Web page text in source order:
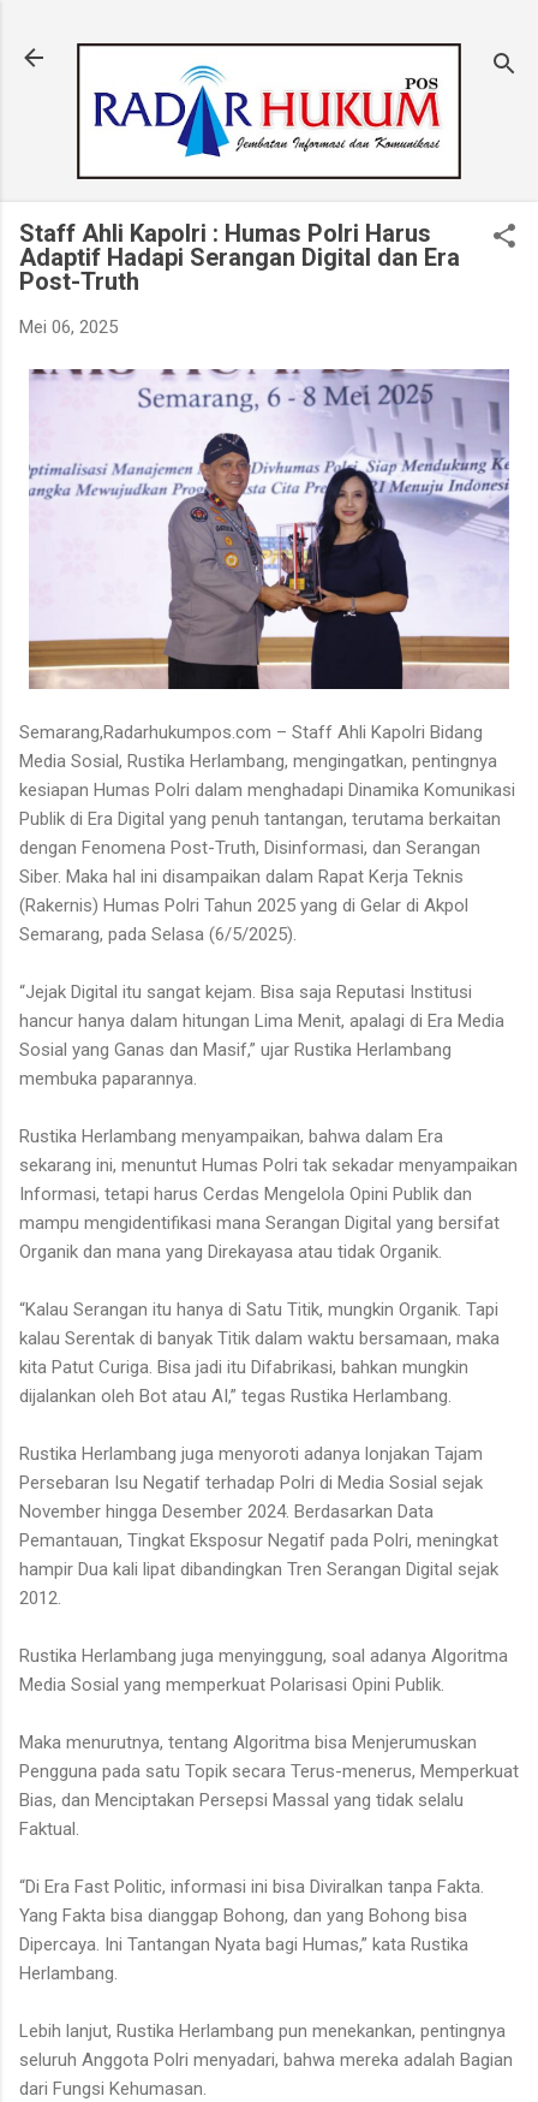
Staff Ahli Kapolri : Humas Polri Harus
Adaptif Hadapi Serangan Digital dan Era
Post-Truth
Mei 06, 2025
Semarang,Radarhukumpos.com – Staff Ahli Kapolri Bidang
Media Sosial, Rustika Herlambang, mengingatkan, pentingnya
kesiapan Humas Polri dalam menghadapi Dinamika Komunikasi
Publik di Era Digital yang penuh tantangan, terutama berkaitan
dengan Fenomena Post-Truth, Disinformasi, dan Serangan
Siber. Maka hal ini disampaikan dalam Rapat Kerja Teknis
(Rakernis) Humas Polri Tahun 2025 yang di Gelar di Akpol
Semarang, pada Selasa (6/5/2025).
“Jejak Digital itu sangat kejam. Bisa saja Reputasi Institusi
hancur hanya dalam hitungan Lima Menit, apalagi di Era Media
Sosial yang Ganas dan Masif,” ujar Rustika Herlambang
membuka paparannya.
Rustika Herlambang menyampaikan, bahwa dalam Era
sekarang ini, menuntut Humas Polri tak sekadar menyampaikan
Informasi, tetapi harus Cerdas Mengelola Opini Publik dan
mampu mengidentifikasi mana Serangan Digital yang bersifat
Organik dan mana yang Direkayasa atau tidak Organik.
“Kalau Serangan itu hanya di Satu Titik, mungkin Organik. Tapi
kalau Serentak di banyak Titik dalam waktu bersamaan, maka
kita Patut Curiga. Bisa jadi itu Difabrikasi, bahkan mungkin
dijalankan oleh Bot atau AI,” tegas Rustika Herlambang.
Rustika Herlambang juga menyoroti adanya lonjakan Tajam
Persebaran Isu Negatif terhadap Polri di Media Sosial sejak
November hingga Desember 2024. Berdasarkan Data
Pemantauan, Tingkat Eksposur Negatif pada Polri, meningkat
hampir Dua kali lipat dibandingkan Tren Serangan Digital sejak
2012.
Rustika Herlambang juga menyinggung, soal adanya Algoritma
Media Sosial yang memperkuat Polarisasi Opini Publik.
Maka menurutnya, tentang Algoritma bisa Menjerumuskan
Pengguna pada satu Topik secara Terus-menerus, Memperkuat
Bias, dan Menciptakan Persepsi Massal yang tidak selalu
Faktual.
“Di Era Fast Politic, informasi ini bisa Diviralkan tanpa Fakta.
Yang Fakta bisa dianggap Bohong, dan yang Bohong bisa
Dipercaya. Ini Tantangan Nyata bagi Humas,” kata Rustika
Herlambang.
Lebih lanjut, Rustika Herlambang pun menekankan, pentingnya
seluruh Anggota Polri menyadari, bahwa mereka adalah Bagian
dari Fungsi Kehumasan.